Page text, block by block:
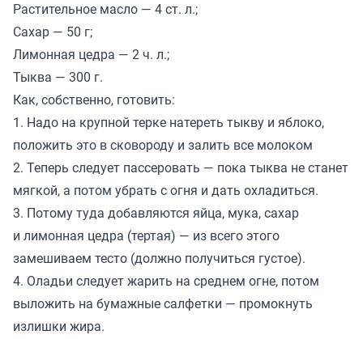
Растительное масло — 4 ст. л.;
Сахар — 50 г;
Лимонная цедра — 2 ч. л.;
Тыква — 300 г.
Как, собственно, готовить:
1. Надо на крупной терке натереть тыкву и яблоко,
положить это в сковороду и залить все молоком
2. Теперь следует пассеровать — пока тыква не станет
мягкой, а потом убрать с огня и дать охладиться.
3. Потому туда добавляются яйца, мука, сахар
и лимонная цедра (тертая) — из всего этого
замешиваем тесто (должно получиться густое).
4. Оладьи следует жарить на среднем огне, потом
выложить на бумажные салфетки — промокнуть
излишки жира.